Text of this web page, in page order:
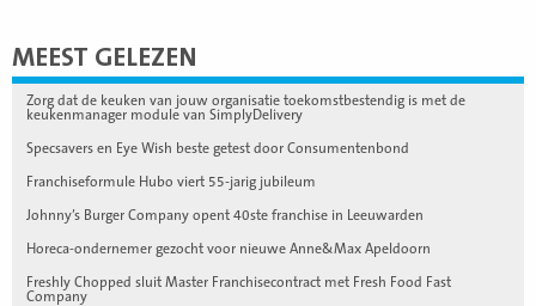
MEEST GELEZEN
Zorg dat de keuken van jouw organisatie toekomstbestendig is met de
keukenmanager module van SimplyDelivery
Specsavers en Eye Wish beste getest door Consumentenbond
Franchiseformule Hubo viert 55-jarig jubileum
Johnny’s Burger Company opent 40ste franchise in Leeuwarden
Horeca-ondernemer gezocht voor nieuwe Anne&Max Apeldoorn
Freshly Chopped sluit Master Franchisecontract met Fresh Food Fast
Company